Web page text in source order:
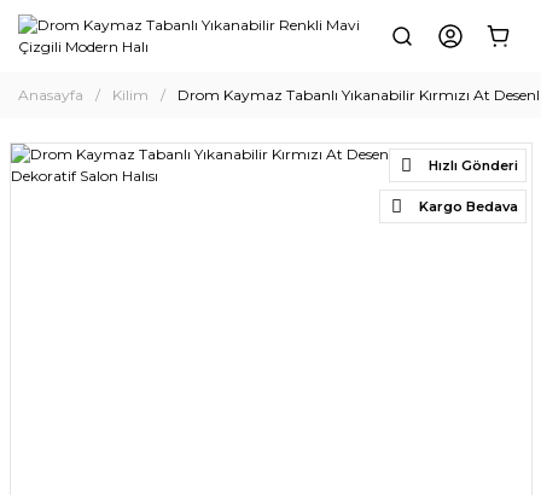
Anasayfa Kilim Drom Kaymaz Tabanlı Yıkanabilir Kırmızı At
Hızlı Gönderi
Kargo Bedava